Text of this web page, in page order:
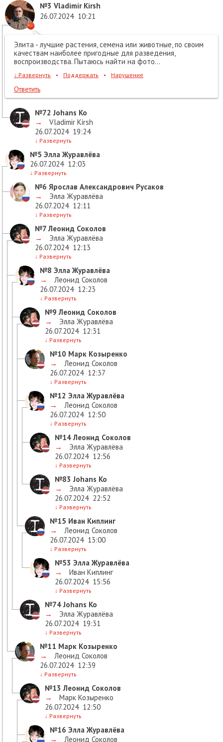
№3 Vladimir Kirsh
26.07.2024 10:21
Элита - лучшие растения, семена или животные, по своим
качествам наиболее пригодные для разведения,
воспроизводства. Пытаюсь найти на фото...
↓ Развернуть • Поддержать • Нарушение
Ответить
№72 Johans Ko
→
Vladimir Kirsh
26.07.2024 19:24
↓ Развернуть
№5 Элла Журавлёва
26.07.2024 12:03
↓ Развернуть
№6 Ярослав Александрович Русаков
→
Элла Журавлёва
26.07.2024 12:11
↓ Развернуть
№7Леонид Соколов
→
Элла Журавлёва
26.07.2024 12:13
↓ Развернуть
№8 Элла Журавлёва
→
Леонид Соколов
26.07.2024 12:23
↓ Развернуть
№9 Леонид Соколов
→
Элла Журавлёва
26.07.2024 12:31
↓ Развернуть
№10 Марк Козыренко
→
Леонид Соколов
26.07.2024 12:37
↓ Развернуть
№12 Элла Журавлёва
→
Леонид Соколов
26.07.2024 12:50
↓ Развернуть
№14Леонид Соколов
→
Элла Журавлёва
26.07.2024 12:56
↓ Развернуть
№83 Johans Ko
→
Элла Журавлёва
26.07.2024 22:52
↓ Развернуть
№15 Иван Киплинг
→
Леонид Соколов
26.07.2024 13:00
↓ Развернуть
№53 Элла Журавлёва
→
Иван Киплинг
26.07.2024 15:56
↓ Развернуть
№74 Johans Ko
→
Элла Журавлёва
26.07.2024 19:31
↓ Развернуть
№11 Марк Козыренко
→
Леонид Соколов
26.07.2024 12:39
↓ Развернуть
№13 Леонид Соколов
→
Марк Козыренко
26.07.2024 12:50
↓ Развернуть
№16 Элла Журавлёва
→
Леонид Соколов